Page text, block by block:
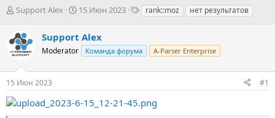
А
т
о
р
е
м
ы
Support Alex
Д
а
н
ч
л
а
15 Июн 2023
Т
и
rank::moz нет результатов
Support Alex
Moderator Команда форума A-Parser Enterprise
15 Июн 2023 #1